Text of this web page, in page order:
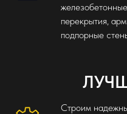
перекрытия,
подпорные
Строим